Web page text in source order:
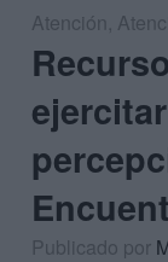
Atención,
Publicado por